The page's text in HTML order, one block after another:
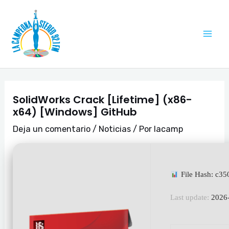
contenido
SolidWorks Crack [Lifetime] (x86-
x64) [Windows] GitHub
Deja un comentario / Noticias / Por lacamp
File Hash:
Last update:
de
entradas